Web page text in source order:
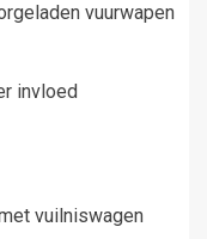
vuurwapen
invloed
vuilniswagen